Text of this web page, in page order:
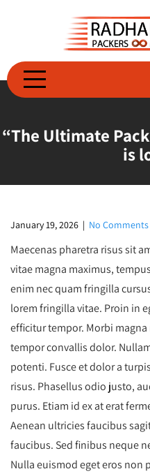
“The Ultimate
is
January 19, 2026 | No Comments
Maecenas pharetra risus sit
vitae magna maximus,
enim nec quam fringilla
lorem fringilla vitae. Proin in
efficitur tempor. Morbi
tempor convallis dolor.
potenti. Fusce et dolor a
risus. Phasellus odio justo,
purus. Etiam id ex at erat
Aenean ultricies faucibus
faucibus. Sed finibus neque
Nulla euismod eget eros non